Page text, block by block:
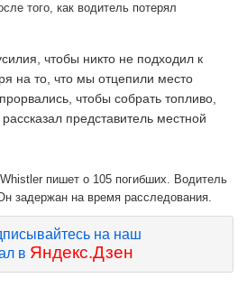
того, как водитель потерял
чтобы никто не подходил к
на то, что мы отцепили место
чтобы собрать топливо,
представитель местной
пишет о 105 погибших. Водитель
задержан на время расследования.
на наш
в Яндекс.Дзен